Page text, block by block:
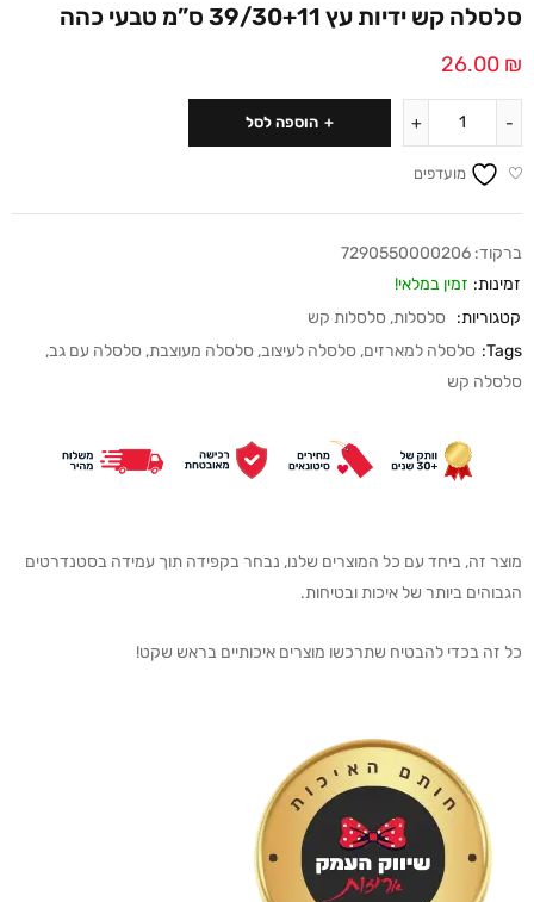
סלסלה קש ידיות עץ 39/30+11 ס”מ טבעי כהה
26.00 ₪
הוספה לסל
מועדפים
ברקוד: 7290550000206
זמינות: זמין במלאי!
קטגוריות:
סלסלות, סלסלות קש
Tags: סלסלה למארזים, סלסלה לעיצוב, סלסלה מעוצבת, סלסלה עם גב,
סלסלה קש
מוצר זה, ביחד עם כל המוצרים שלנו, נבחר בקפידה תוך עמידה בסטנדרטים
הגבוהים ביותר של איכות ובטיחות.
כל זה בכדי להבטיח שתרכשו מוצרים איכותיים בראש שקט!